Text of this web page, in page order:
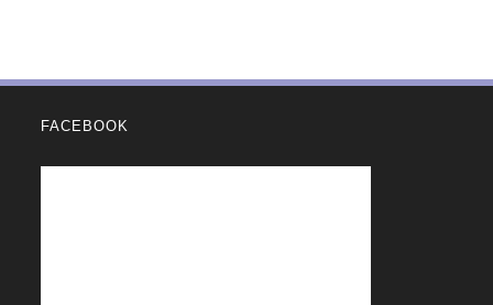
FACEBOOK